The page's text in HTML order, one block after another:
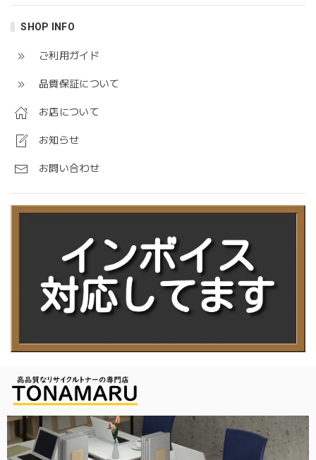
SHOP INFO
ご利用ガイド
品質保証について
お店について
お知らせ
お問い合わせ